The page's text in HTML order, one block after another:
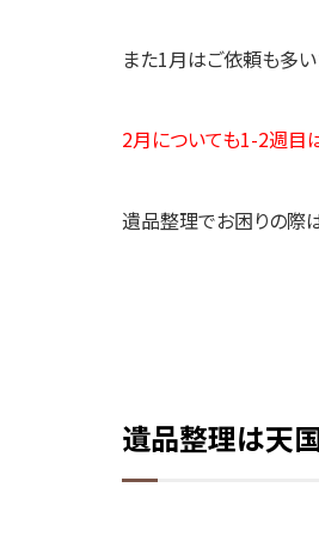
また1月はご依頼も多
2月についても1-2週目
遺品整理でお困りの際
遺品整理は天